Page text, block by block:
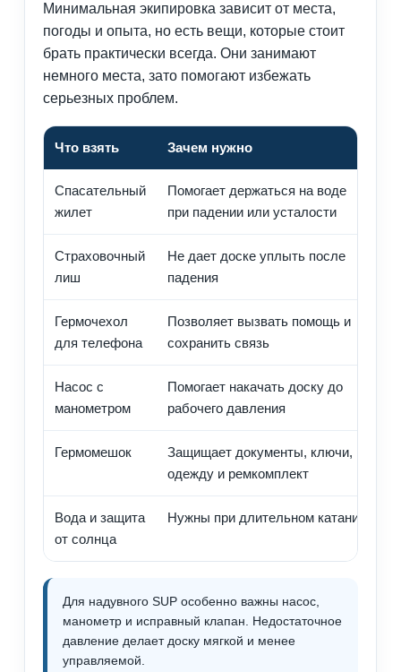
Минимальная экипировка зависит от места,
погоды и опыта, но есть вещи, которые стоит
брать практически всегда. Они занимают
немного места, зато помогают избежать
серьезных проблем.
Что взять Зачем нужно
Спасательный
жилет
Помогает держаться на воде
при падении или усталости
Страховочный
лиш
Не дает доске уплыть после
падения
Гермочехол
для телефона
Позволяет вызвать помощь и
сохранить связь
Насос с
манометром
Помогает накачать доску до
рабочего давления
Гермомешок
Защищает документы, ключи,
одежду и ремкомплект
Вода и защита
от солнца
Нужны при длительном катании
Для надувного SUP особенно важны насос,
манометр и исправный клапан. Недостаточное
давление делает доску мягкой и менее
управляемой.